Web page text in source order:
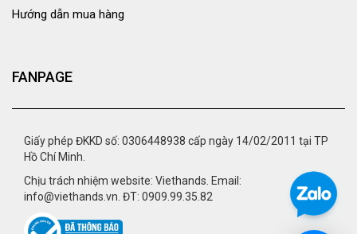
Hướng dẫn mua hàng
FANPAGE
Giấy phép ĐKKD số: 0306448938 cấp ngày 14/02/2011 tại TP
Hồ Chí Minh.
Chịu trách nhiệm website: Viethands. Email:
info@viethands.vn. ĐT: 0909.99.35.82